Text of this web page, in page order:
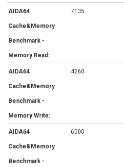
AIDA64
Cache&Memory
Benchmark -
Memory Read:
7135
AIDA64
Cache&Memory
Benchmark -
Memory Write:
4260
AIDA64
Cache&Memory
Benchmark -
6000